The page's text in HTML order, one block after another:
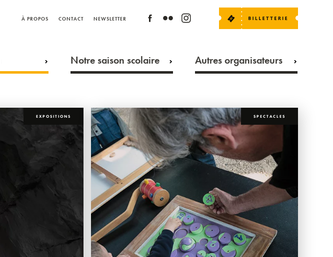
À PROPOS CONTACT NEWSLETTER
Notre saison scolaire Autres organisateurs
EXPOSITIONS SPECTACLES